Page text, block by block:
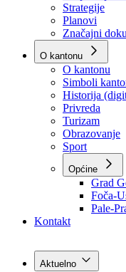
Ekspoze
Strategije
Planovi
Značajni
O kantonu
O kantonu
Simboli
Historija
Privreda
Turizam
Obrazovanje
Sport
Općine
Kontakt